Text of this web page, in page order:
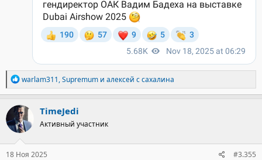
Р
е
а
к
ц
и
и
:
warlam311,Supremum и алексей с сахалина
TimeJedi
Активный участник
18 Ноя 2025 #3.355